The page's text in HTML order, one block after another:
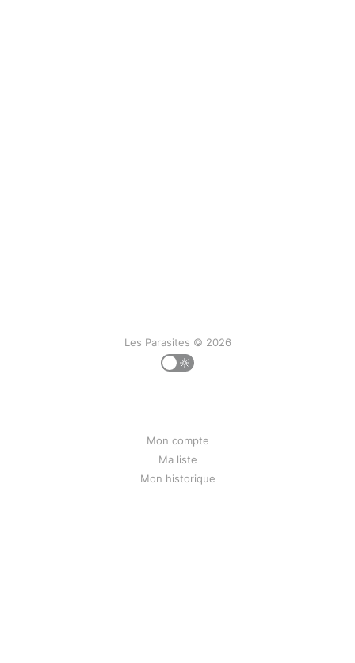
Les Parasites © 2026
Mon compte
Ma liste
Mon historique